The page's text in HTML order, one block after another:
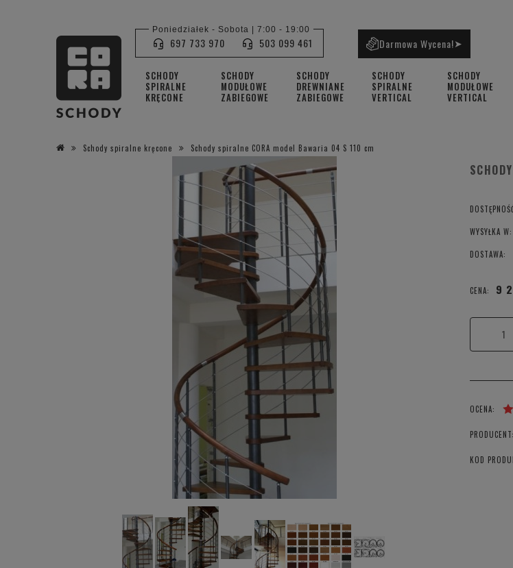
SCHODY
SPIRALNE
KRĘCONE
SCHODY
MODUŁOWE
ZABIEGOWE
SCHODY
DREWNIANE
ZABIEGOWE
SCHODY
SPIRALNE
VERTICAL
SCHODY
MODUŁOWE
VERTICAL
Poniedziałek - Sobota | 7:00 - 19:00
697 733 970 503 099 461 Darmowa Wycena!➤
Schody spiralne kręcone Schody spiralne CORA model Bawaria 04 S 110 cm
WYSYŁKA W:
DOSTAWA:
CENA:
9
OCENA:
PRODUCENT:
KOD